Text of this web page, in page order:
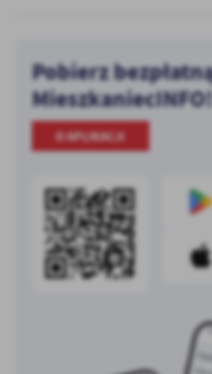
Pobierz
MieszkaniecINFO!
O APLIKACJI